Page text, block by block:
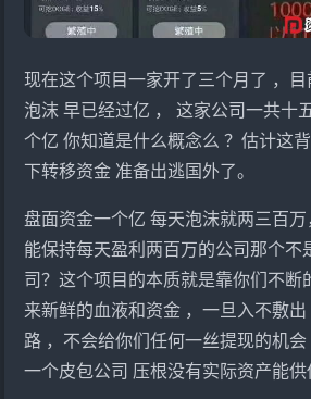
现在这个项目一家开了三个月了 ，
泡沫 早已经过亿 ， 这家公司一共十
个亿 你知道是什么概念么 ？估计这
下转移资金 准备出逃国外了。
盘面资金一个亿 每天泡沫就两三百
能保持每天盈利两百万的公司那个不
司？这个项目的本质就是靠你们不断
来新鲜的血液和资金 ，一旦入不敷
路 ，不会给你们任何一丝提现的机
一个皮包公司 压根没有实际资产能供